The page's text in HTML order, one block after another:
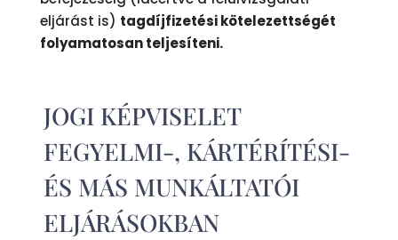
eljárást is) tagdíjfizetési kötelezettségét
folyamatosan teljesíteni.
JOGI KÉPVISELET
FEGYELMI-, KÁRTÉRÍTÉSI-
ÉS MÁS MUNKÁLTATÓI
ELJÁRÁSOKBAN